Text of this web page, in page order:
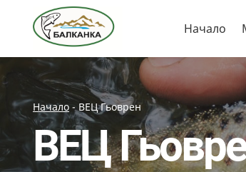
Начало
Начало -ВЕЦ Гьоврен
ВЕЦ